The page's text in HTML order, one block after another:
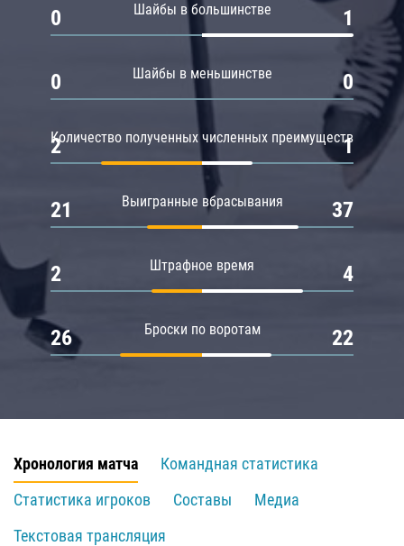
Шайбы в большинстве
0 1
Шайбы в меньшинстве
0 0
Количество полученных численных преимуществ
2 1
Выигранные вбрасывания
21 37
Штрафное время
2 4
Броски по воротам
26 22
Хронология матча
Командная статистика
Статистика игроков
Составы
Медиа
Текстовая трансляция